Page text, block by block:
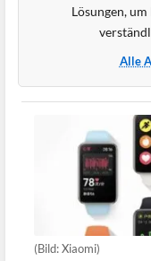
Lösungen,
Alle
(Bild: Xiaomi)